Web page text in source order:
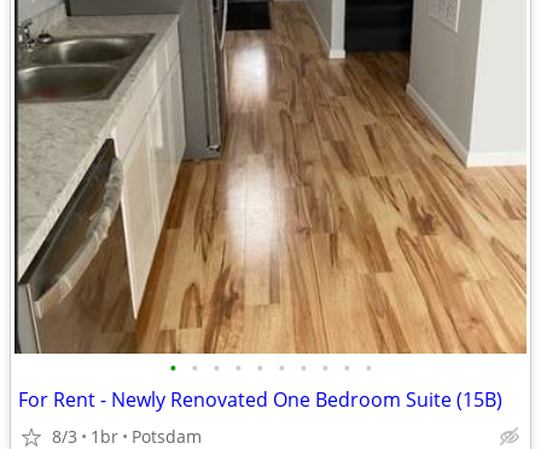
• • • • • • • • • •
For Rent - Newly Renovated One Bedroom Suite (15B)
8/3 1br Potsdam